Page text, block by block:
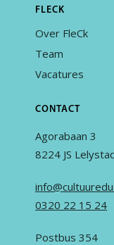
FLECK
Over FleCk
Team
Vacatures
CONTACT
Agorabaan 3
8224 JS
0320 22 15 24
Postbus 354